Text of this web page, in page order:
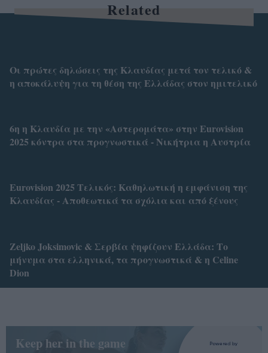
Related
Οι πρώτες δηλώσεις της Κλαυδίας μετά τον τελικό &
η αποκάλυψη για τη θέση της Ελλάδας στον ημιτελικό
6η η Κλαυδία με την «Αστερομάτα» στην Eurovision
2025 κόντρα στα προγνωστικά - Νικήτρια η Αυστρία
Eurovision 2025 Τελικός: Καθηλωτική η εμφάνιση της
Κλαυδίας - Αποθεωτικά τα σχόλια και από ξένους
Zeljko Joksimovic & Σερβία ψηφίζουν Ελλάδα: Το
μήνυμα στα ελληνικά, τα προγνωστικά & η Celine
Dion
Keep her in the game